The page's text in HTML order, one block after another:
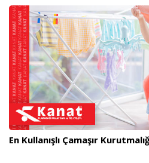
En Kullanışlı Çamaşır